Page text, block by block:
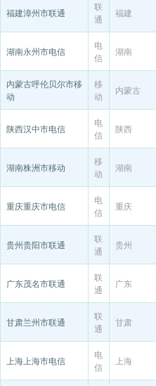
福建漳州市联通
联
通
福建
湖南永州市电信
电
信
湖南
内蒙古呼伦贝尔市移
动
移
动
内蒙古
陕西汉中市电信
电
信
陕西
湖南株洲市移动
移
动
湖南
重庆重庆市电信
电
信
重庆
贵州贵阳市联通
联
通
贵州
广东茂名市联通
联
通
广东
甘肃兰州市联通
联
通
甘肃
上海上海市电信
电
信
上海